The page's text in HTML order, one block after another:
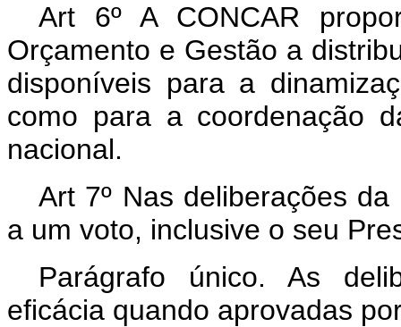
Art 6º A CONCAR
Orçamento e Gestão a
disponíveis para a
como para a coordenação
nacional.
Art 7º Nas deliberações
a um voto, inclusive o seu
Parágrafo único. As
eficácia quando aprovadas